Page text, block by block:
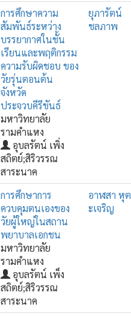
การศึกษาความ
สัมพันธ์ระหว่าง
บรรยากาศในชั้น
เรียนและพฤติกรรม
ความรับผิดชอบ ของ
วัยรุ่นตอนต้น
จังหวัด
ประจวบคีรีขันธ์
มหาวิทยาลัย
รามคำแหง
อุบลรัตน์ เพิ่ง
สถิตย์;สิริวรรณ
สาระนาค
ยุภารัตน์
ชลภาพ
การศึกษาการ
ควบคุมตนเองของ
วัยผู้ใหญ่ในสถาน
พยาบาลเอกชน
มหาวิทยาลัย
รามคำแหง
อุบลรัตน์ เพ็ง
สถิตย์;สิริวรรณ
สาระนาค
อาฬสา หุต
ะเจริญ